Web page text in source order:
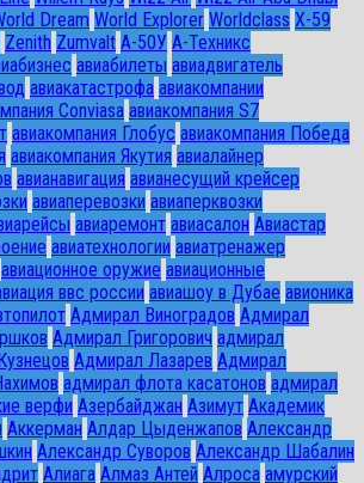
Dream World Explorer Worldclass X-59
Zenith Zumvalt А-50У А-Техникс
авиабилеты авиадвигатель
авиакатастрофа авиакомпании
Conviasa авиакомпания S7
авиакомпания Глобус авиакомпания Победа
авиакомпания Якутия авиалайнер
авианавигация авианесущий крейсер
авиаперевозки авиаперквозки
авиаремонт авиасалон Авиастар
авиатехнологии авиатренажер
авиационное оружие авиационные
ввс россии авиашоу в Дубае авионика
Адмирал Виноградов Адмирал
Адмирал Григорович адмирал
Адмирал Лазарев Адмирал
адмирал флота касатонов адмирал
верфи Азербайджан Азимут Академик
Аккерман Алдар Цыденжапов Александр
Александр Суворов Александр Шабалин
Алиага Алмаз Антей Алроса амурский